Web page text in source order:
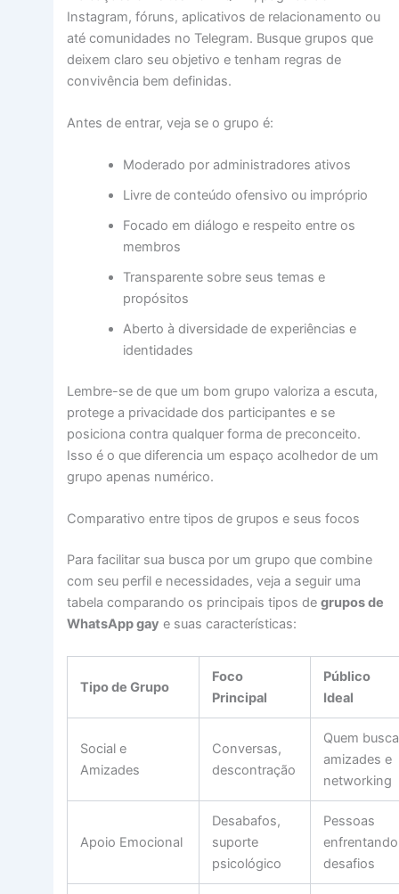
Instagram, fóruns, aplicativos de relacionamento ou
até comunidades no Telegram. Busque grupos que
deixem claro seu objetivo e tenham regras de
convivência bem definidas.
Antes de entrar, veja se o grupo é:
Moderado por administradores ativos
Livre de conteúdo ofensivo ou impróprio
Focado em diálogo e respeito entre os
membros
Transparente sobre seus temas e
propósitos
Aberto à diversidade de experiências e
identidades
Lembre-se de que um bom grupo valoriza a escuta,
protege a privacidade dos participantes e se
posiciona contra qualquer forma de preconceito.
Isso é o que diferencia um espaço acolhedor de um
grupo apenas numérico.
Comparativo entre tipos de grupos e seus focos
Para facilitar sua busca por um grupo que combine
com seu perfil e necessidades, veja a seguir uma
tabela comparando os principais tipos de grupos de
WhatsApp gay e suas características:
Tipo de Grupo
Foco
Principal
Público
Ideal
Social e
Amizades
Conversas,
descontração
Quem busca
amizades e
networking
Apoio Emocional
Desabafos,
suporte
psicológico
Pessoas
enfrentando
desafios